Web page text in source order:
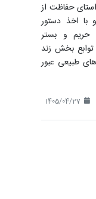
حفاظت از
با اخذ دستور
از حریم و بستر
بخش زند
از مسیرهای طبیعی عبور